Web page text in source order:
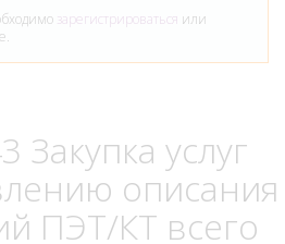
зарегистрироваться или
услуг
описания
ПЭТ/КТ всего